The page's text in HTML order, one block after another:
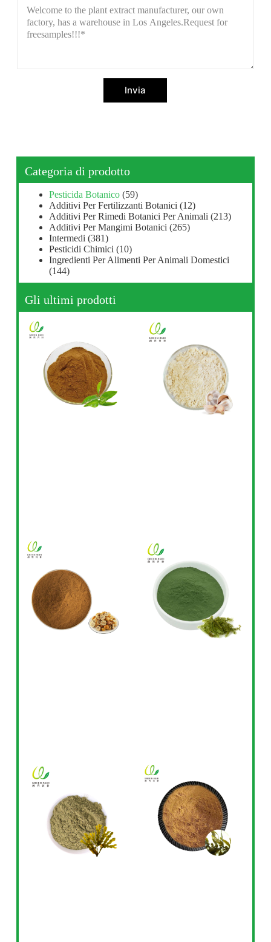
Invia
Categoria di prodotto
Pesticida Botanico (59)
Additivi Per Fertilizzanti Botanici (12)
Additivi Per Rimedi Botanici Per Animali (213)
Additivi Per Mangimi Botanici (265)
Intermedi (381)
Pesticidi Chimici (10)
Ingredienti Per Alimenti Per Animali Domestici
(144)
Gli ultimi prodotti